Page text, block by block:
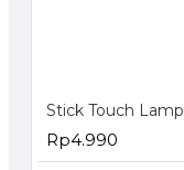
Stick Touch Lamp
Rp4.990